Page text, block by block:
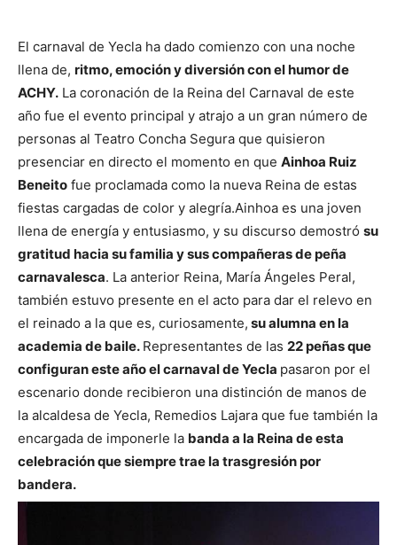
El carnaval de Yecla ha dado comienzo con una noche
llena de, ritmo, emoción y diversión con el humor de
ACHY. La coronación de la Reina del Carnaval de este
año fue el evento principal y atrajo a un gran número de
personas al Teatro Concha Segura que quisieron
presenciar en directo el momento en que Ainhoa Ruiz
Beneito fue proclamada como la nueva Reina de estas
fiestas cargadas de color y alegría.Ainhoa es una joven
llena de energía y entusiasmo, y su discurso demostró su
gratitud hacia su familia y sus compañeras de peña
carnavalesca. La anterior Reina, María Ángeles Peral,
también estuvo presente en el acto para dar el relevo en
el reinado a la que es, curiosamente, su alumna en la
academia de baile. Representantes de las 22 peñas que
configuran este año el carnaval de Yecla pasaron por el
escenario donde recibieron una distinción de manos de
la alcaldesa de Yecla, Remedios Lajara que fue también la
encargada de imponerle la banda a la Reina de esta
celebración que siempre trae la trasgresión por
bandera.